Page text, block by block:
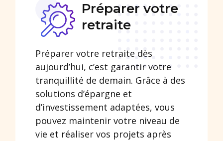
Préparer votre
retraite
Préparer votre retraite dès
aujourd’hui, c’est garantir votre
tranquillité de demain. Grâce à des
solutions d’épargne et
d’investissement adaptées, vous
pouvez maintenir votre niveau de
vie et réaliser vos projets après